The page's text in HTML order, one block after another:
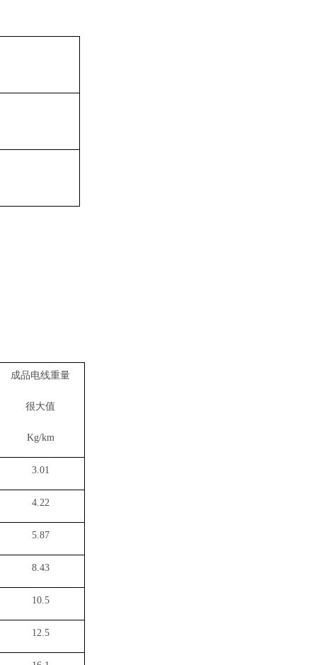
成品电线重量
很大值
Kg/km
3.01
4.22
5.87
8.43
10.5
12.5